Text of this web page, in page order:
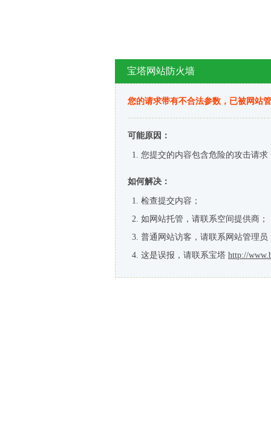
宝塔网站防火墙
您的请求带有不合法参数，已被网站
可能原因：
您提交的内容包含危险的攻击请求
如何解决：
检查提交内容；
如网站托管，请联系空间提供商；
普通网站访客，请联系网站管理员
这是误报，请联系宝塔 http://